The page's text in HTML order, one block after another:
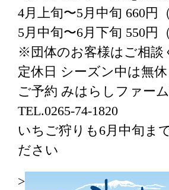
4月上旬〜5月中旬 660円
5月中旬〜6月下旬 550円
※団体のお客様はご相談
定休日 シーズン中は無休
ご予約 みはらしファー
TEL.0265-74-1820
いちご狩りも6月中旬ま
ださい
>